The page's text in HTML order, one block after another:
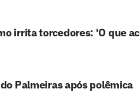
irrita torcedores: 'O que
Palmeiras após polêmica